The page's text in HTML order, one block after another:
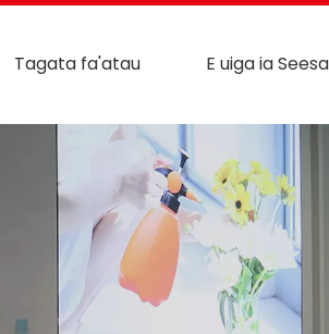
Tagata fa'atau E uiga ia Seesa